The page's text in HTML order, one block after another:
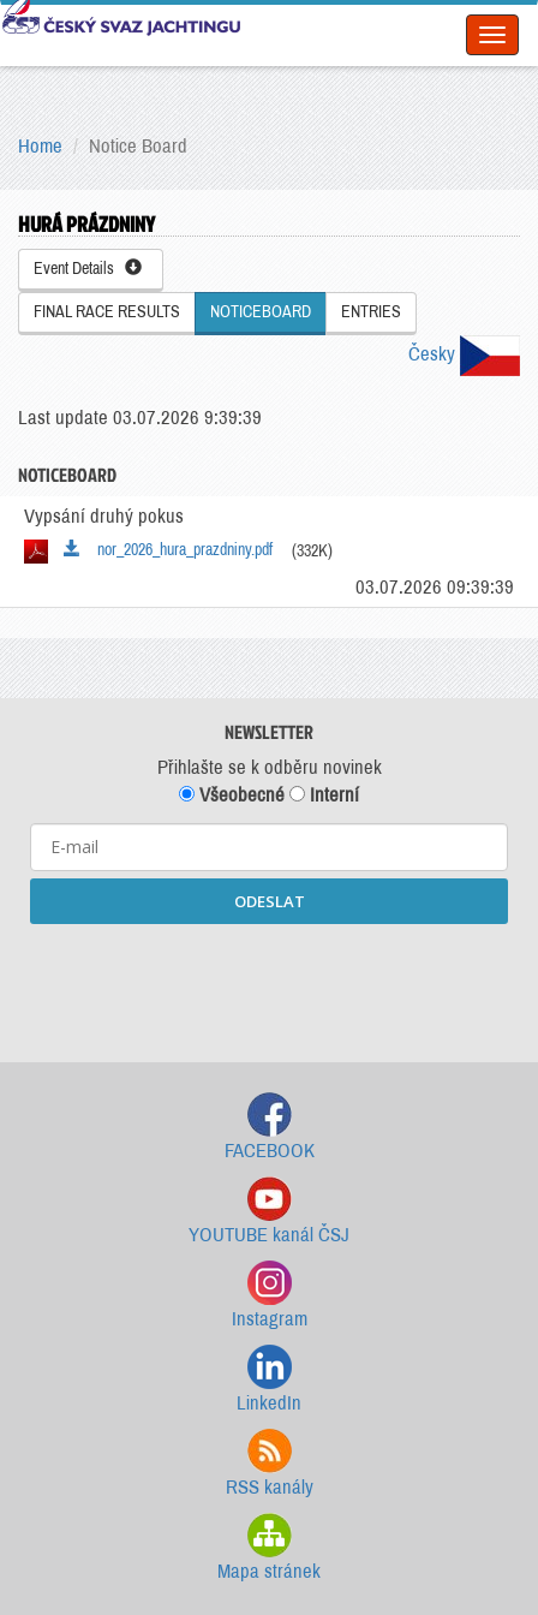
Home Notice Board
HURÁ PRÁZDNINY
Event Details
FINAL RACE RESULTS NOTICEBOARD ENTRIES
Česky
Last update 03.07.2026 9:39:39
NOTICEBOARD
Vypsání druhý pokus
nor_2026_hura_prazdniny.pdf (332K)
03.07.2026 09:39:39
NEWSLETTER
Přihlašte se k odběru novinek
Všeobecné
Interní
ODESLAT
FACEBOOK
YOUTUBE kanál ČSJ
Instagram
LinkedIn
RSS kanály
Mapa stránek